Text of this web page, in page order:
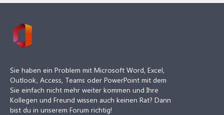
Sie haben ein Problem mit Microsoft Word, Excel,
Outlook, Access, Teams oder PowerPoint mit dem
Sie einfach nicht mehr weiter kommen und Ihre
Kollegen und Freund wissen auch keinen Rat? Dann
bist du in unserem Forum richtig!